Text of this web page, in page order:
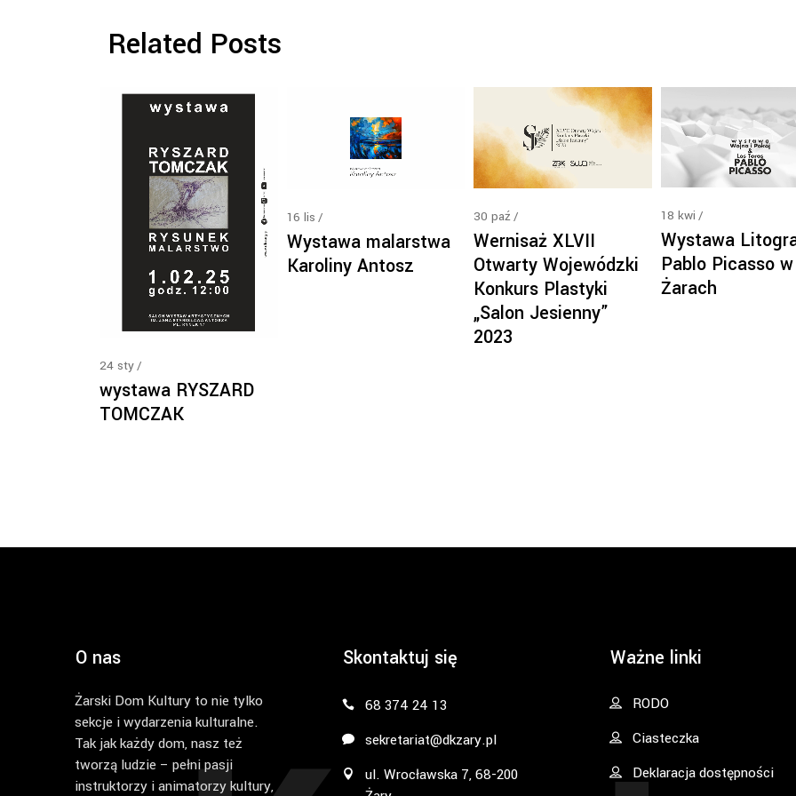
Related Posts
24 sty
wystawa RYSZARD
TOMCZAK
16 lis
Wystawa malarstwa
Karoliny Antosz
30 paź
Wernisaż XLVII
Otwarty Wojewódzki
Konkurs Plastyki
„Salon Jesienny”
2023
18 kwi
Wystawa
Pablo Picasso w
Żarach
O nas
Żarski Dom Kultury to nie tylko
sekcje i wydarzenia kulturalne.
Tak jak każdy dom, nasz też
tworzą ludzie – pełni pasji
instruktorzy i animatorzy kultury,
Skontaktuj się
68 374 24 13
sekretariat@dkzary.pl
ul. Wrocławska 7, 68-200
Ważne linki
RODO
Ciasteczka
Deklaracja dostępności